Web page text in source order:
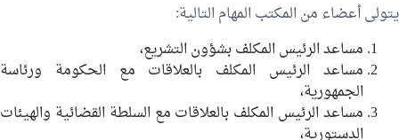
يتولى أعضاء من المكتب المهام التالية:
مساعد الرئيس المكلف بشؤون التشريع،
مساعد الرئيس المكلف بالعلاقات مع الحكومة ورئاسة
الجمهورية،
مساعد الرئيس المكلف بالعلاقات مع السلطة القضائية والهيئات
الدستورية،